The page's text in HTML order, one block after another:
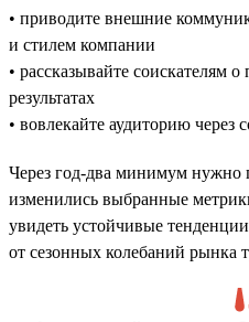
• приводите внешние
и стилем компании
• рассказывайте соискателям
результатах
• вовлекайте аудиторию через
Через год-два минимум нужно
изменились выбранные
увидеть устойчивые
от сезонных колебаний рынка